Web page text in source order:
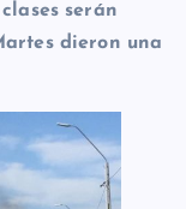
serán
dieron una